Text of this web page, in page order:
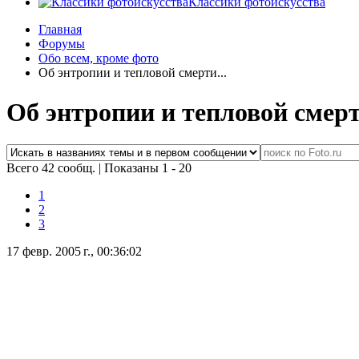
Главная
Форумы
Обо всем, кроме фото
Об энтропии и тепловой смерти...
Об энтропии и тепловой
Всего 42 сообщ. | Показаны 1 - 20
1
2
3
17 февр. 2005 г., 00:36:02